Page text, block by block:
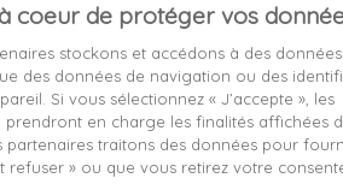
Services
Livraison
Echange
Paiement
coeur de protéger vos
stockons et accédons à des données
des données de navigation ou des
Si vous sélectionnez « J’accepte », les
en charge les finalités affichées
partenaires traitons des données pour
refuser » ou que vous retirez votre